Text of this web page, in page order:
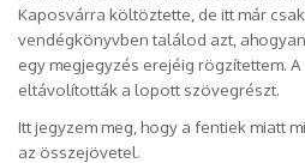
Kaposvárra költöztette, de itt már
vendégkönyvben találod azt,
egy megjegyzés erejéig rögzítettem.
eltávolították a lopott szövegrészt.
Itt jegyzem meg, hogy a fentiek miatt
az összejövetel.